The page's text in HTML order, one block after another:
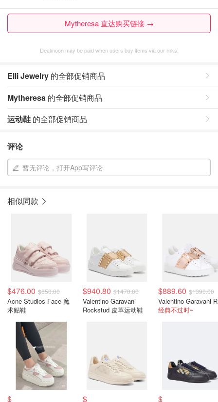
Mytheresa 直达购买链接 →
Dealmoon may be paid when users buy items via our links.
Elli Jewelry 的全部促销商品
Mytheresa 的全部促销商品
运动鞋 的全部促销商品
评论
暂无评论，打开App写评论
相似同款
$476.00 $850.00
Acne Studios Face 魔
术贴鞋
$940.80 $1470.00
Valentino Garavani
Rockstud 皮革运动鞋
$889.60 $1390.00
经典不过时~
$ $ $